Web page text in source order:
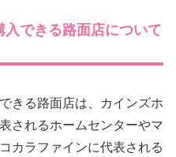
入できる路面店について
きる路面店は、カインズホ
されるホームセンターやマ
カラファインに代表される